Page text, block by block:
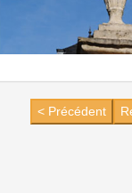
< Précédent